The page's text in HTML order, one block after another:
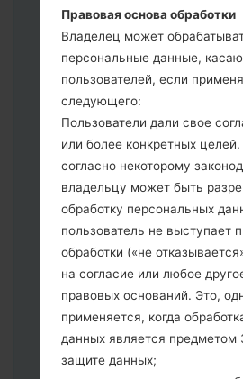
3.
Если вы хотите
сбросить к
выберите CSC _ ***, в
выберите
сохранения Ваших
Теперь выключите
войдите в
методы как это сделать:
Нажмите и
питание, громкости и
Нажмите и
регулировки
телефон к ПК используя
Нажмите и
питание, громкости и
Подключите USB
Правовая основа обработки
Владелец может
персональные данные,
пользователей, если
следующего:
Пользователи дали свое
или более конкретных
согласно некоторому
владельцу может быть
обработку персональных
пользователь не выступает
обработки («не
на согласие или любое
правовых оснований. Это,
применяется, когда
данных является предметом
защите данных;